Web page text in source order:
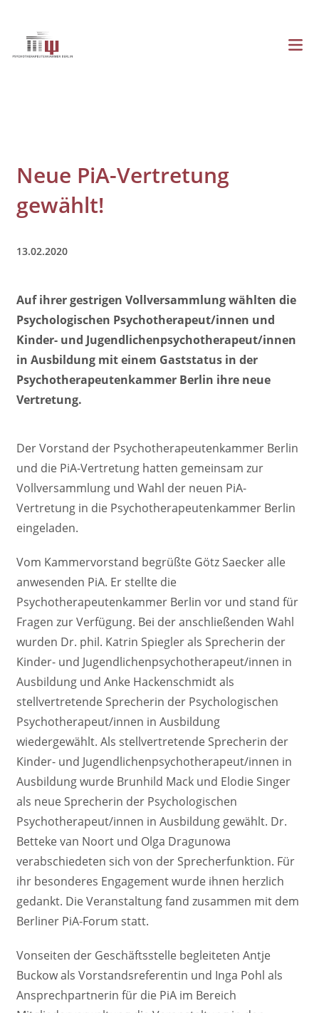
Inhalt
Menü
Neue PiA-Vertretung
gewählt!
13.02.2020
Auf ihrer gestrigen Vollversammlung wählten die
Psychologischen Psychotherapeut/innen und
Kinder- und Jugendlichenpsychotherapeut/innen
in Ausbildung mit einem Gaststatus in der
Psychotherapeutenkammer Berlin ihre neue
Vertretung.
Der Vorstand der Psychotherapeutenkammer Berlin
und die PiA-Vertretung hatten gemeinsam zur
Vollversammlung und Wahl der neuen PiA-
Vertretung in die Psychotherapeutenkammer Berlin
eingeladen.
Vom Kammervorstand begrüßte Götz Saecker alle
anwesenden PiA. Er stellte die
Psychotherapeutenkammer Berlin vor und stand für
Fragen zur Verfügung. Bei der anschließenden Wahl
wurden Dr. phil. Katrin Spiegler als Sprecherin der
Kinder- und Jugendlichenpsychotherapeut/innen in
Ausbildung und Anke Hackenschmidt als
stellvertretende Sprecherin der Psychologischen
Psychotherapeut/innen in Ausbildung
wiedergewählt. Als stellvertretende Sprecherin der
Kinder- und Jugendlichenpsychotherapeut/innen in
Ausbildung wurde Brunhild Mack und Elodie Singer
als neue Sprecherin der Psychologischen
Psychotherapeut/innen in Ausbildung gewählt. Dr.
Betteke van Noort und Olga Dragunowa
verabschiedeten sich von der Sprecherfunktion. Für
ihr besonderes Engagement wurde ihnen herzlich
gedankt. Die Veranstaltung fand zusammen mit dem
Berliner PiA-Forum statt.
Vonseiten der Geschäftsstelle begleiteten Antje
Buckow als Vorstandsreferentin und Inga Pohl als
Ansprechpartnerin für die PiA im Bereich